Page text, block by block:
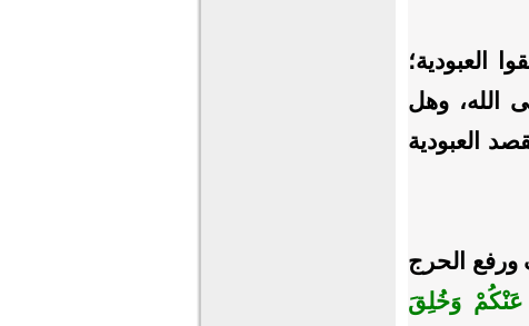
العبودية؛
الله، وهل
العبودية
ورفع الحرج
عَنْكُمْ وَخُلِقَ